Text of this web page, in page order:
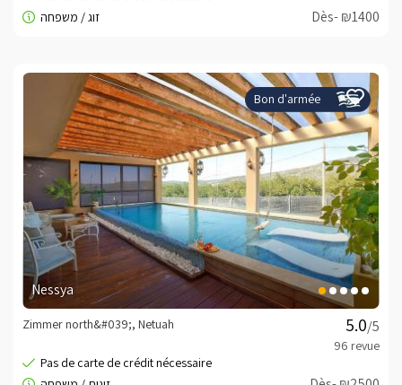
Dès- ₪1400
Bon d'armée
Nessya
/5
Zimmer north&#039;, Netuah